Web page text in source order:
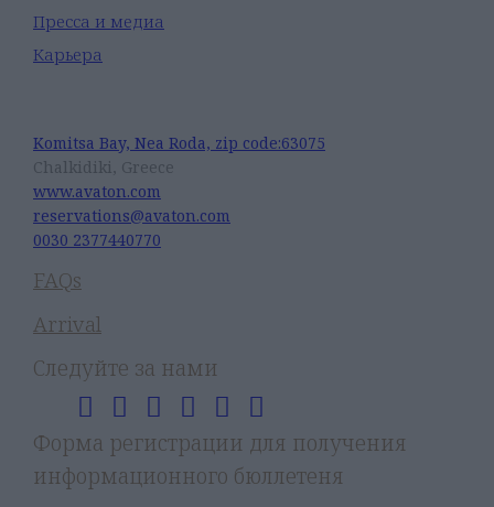
Пресса и медиа
Карьера
Komitsa Bay, Nea Roda, zip code:63075
Chalkidiki, Greece
www.avaton.com
reservations@avaton.com
0030 2377440770
FAQs
Arrival
Следуйте за нами
Форма регистрации для получения
информационного бюллетеня